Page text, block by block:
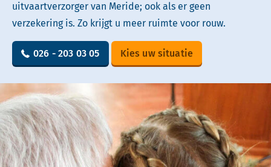
uitvaartverzorger van Meride; ook als er geen
verzekering is. Zo krijgt u meer ruimte voor rouw.
026 - 203 03 05 Kies uw situatie